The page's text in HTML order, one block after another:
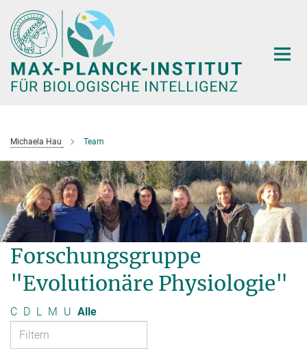
Hauptinhalt
Michaela Hau Team
Forschungsgruppe
"Evolutionäre Physiologie"
C D L M U Alle